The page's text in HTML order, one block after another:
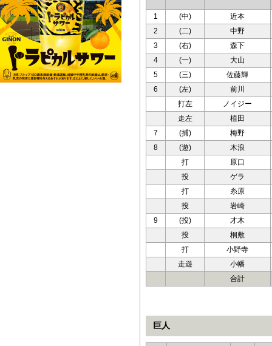
1 (中)
近本
2
(二)
中野
3
(右)
森下
4
(一)
大山
5
(三)
佐藤輝
6
(左)
前川
打左
ノイジー
走左
植田
7
(捕)
梅野
8
(遊)
木浪
打
原口
投
ゲラ
打
糸原
投
岩崎
9
(投)
才木
投
桐敷
打
小野寺
走遊
小幡
合計
巨人